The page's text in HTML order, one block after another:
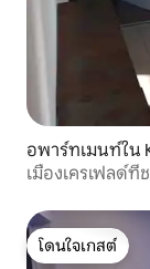
อพาร์ทเมนท์ใน
เมืองเครเฟลด์ที่
โดนใจเกสต์
โดนใจเกสต์